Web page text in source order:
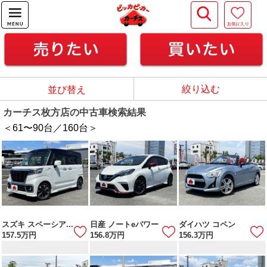
並び替え 絞り込む
カーチス枚方店の中古車検索結果
＜61〜90台／160台＞
スズキ スペーシア...
157.5万円
日産 ノートeパワー
156.8万円
ダイハツ コペン
156.3万円